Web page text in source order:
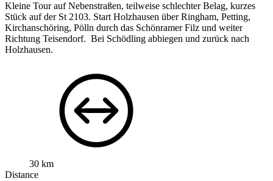
Kleine Tour auf Nebenstraßen, teilweise schlechter Belag, kurzes
Stück auf der St 2103. Start Holzhausen über Ringham, Petting,
Kirchanschöring, Pölln durch das Schönramer Filz und weiter
Richtung Teisendorf. Bei Schödling abbiegen und zurück nach
Holzhausen.
30 km
Distance